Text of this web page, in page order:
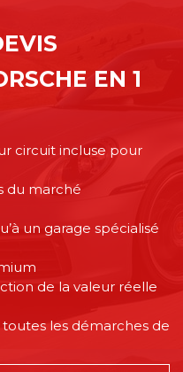
EN 1
circuit incluse pour
du marché
un garage spécialisé
de la valeur réelle
les démarches de